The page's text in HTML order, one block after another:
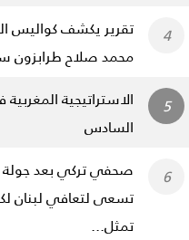
تقرير يكشف كواليس
محمد صلاح طرابزون
الاستراتيجية
السادس
صحفي تركي بعد جولة
تسعى لتعافي لبنان
تمثل...